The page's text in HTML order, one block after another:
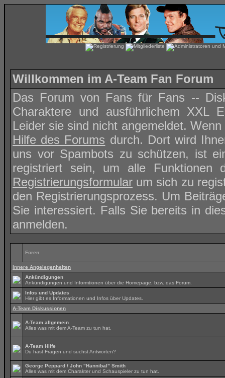
Willkommen im A-Team Fan Forum
Das Forum von Fans für Fans --
Charaktere und ausführlichem XXL
Leider sie sind nicht angemeldet.
Hilfe des Forums durch. Dort wird
uns vor Spambots zu schützen, ist
registriert sein, um alle Funktionen
Registrierungsformular um sich zu
den Registrierungsprozess. Um
Sie interessiert. Falls Sie bereits in
anmelden.
Foren
Innere Angelegenheiten
Ankündigungen
Ankündigungen und Informtionen über die Homepage, bzw. das Forum.
Infos und Updates
Hier gibt es Informationen und Infos über Updates.
A-Team Diskussionen
A-Team allgemein
Alles was mit dem A-Team zu tun hat.
A-Team Hilfe
Du hast Fragen und suchst Antworten?
George Peppard / John "Hannibal" Smith
Alles was mit dem Charakter und Schauspieler zu tun hat.